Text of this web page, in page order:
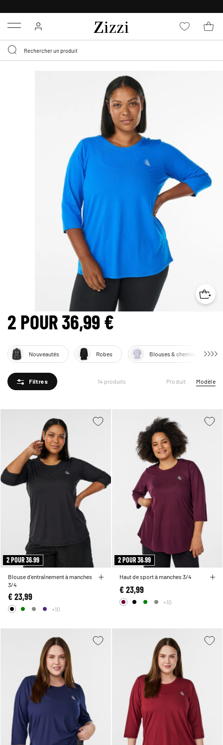
Menu
2 POUR 36,99 €
Nouveautés Robes Blouses & chemises
Filtres 14 produits Produit Modèle
2 POUR 36.99
Blouse d'entraînement à manches
3/4
€ 23,99
+10
2 POUR 36.99
Haut de sport à manches 3/4
€ 23,99
+10